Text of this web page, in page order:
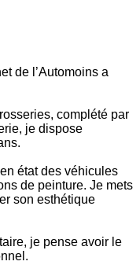
de l’Automoins a
complété par
je dispose
état des véhicules
de peinture. Je mets
son esthétique
je pense avoir le